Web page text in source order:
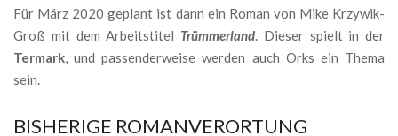
Für März 2020 geplant ist dann ein Roman von Mike Krzywik-
Groß mit dem Arbeitstitel Trümmerland. Dieser spielt in der
Termark, und passenderweise werden auch Orks ein Thema
sein.
BISHERIGE ROMANVERORTUNG